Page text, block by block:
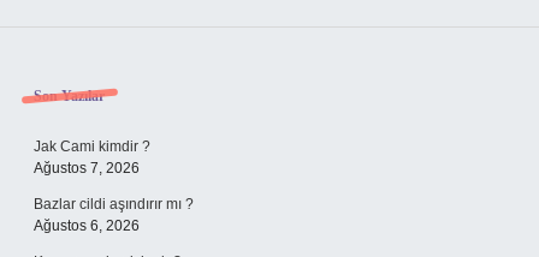
Sidebar
Son Yazılar
Jak Cami kimdir ?
Ağustos 7, 2026
Bazlar cildi aşındırır mı ?
Ağustos 6, 2026